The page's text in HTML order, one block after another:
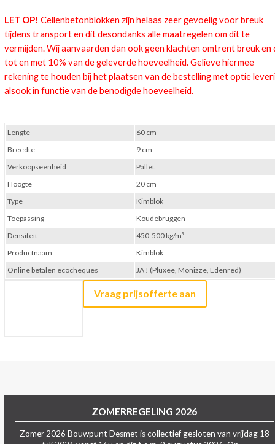
LET OP! Cellenbetonblokken zijn helaas zeer gevoelig voor breuk
tijdens transport en dit desondanks alle maatregelen om dit te
vermijden. Wij aanvaarden dan ook geen klachten omtrent breuk en
tot en met 10% van de geleverde hoeveelheid. Gelieve hiermee
rekening te houden bij het plaatsen van de bestelling met optie
alsook in functie van de benodigde hoeveelheid.
Vraag prijsofferte aan
Lengte
60 cm
Breedte
9 cm
Verkoopseenheid
Pallet
Hoogte
20 cm
Type
Kimblok
Toepassing
Koudebruggen
Densiteit
450-500 kg/m³
Productnaam
Kimblok
Online betalen ecocheques
JA ! (Pluxee, Monizze, Edenred)
ZOMERREGELING 2026
Zomer 2026 Bouwpunt Desmet is collectief gesloten van vrijdag 18